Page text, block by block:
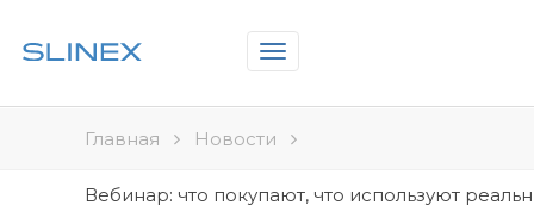
Toggle
navigation
Главная Новости
Вебинар: что покупают, что используют